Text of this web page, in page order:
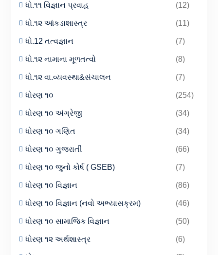
ધો.૧૧ વિજ્ઞાન પ્રવાહ (12)
ધો.૧૨ આંકડાશાસ્ત્ર (11)
ધો.12 તત્વજ્ઞાન (7)
ધો.૧૨ નામાના મૂળતત્વો (8)
ધો.૧૨ વા.વ્યવસ્થા&સંચાલન (7)
ધોરણ ૧૦ (254)
ધોરણ ૧૦ અંગ્રેજી (34)
ધોરણ ૧૦ ગણિત (34)
ધોરણ ૧૦ ગુજરાતી (66)
ધોરણ ૧૦ જુનો કોર્ષ ( GSEB) (7)
ધોરણ ૧૦ વિજ્ઞાન (86)
ધોરણ ૧૦ વિજ્ઞાન (નવો અભ્યાસક્રમ) (46)
ધોરણ ૧૦ સામાજિક વિજ્ઞાન (50)
ધોરણ ૧૨ અર્થશાસ્ત્ર (6)